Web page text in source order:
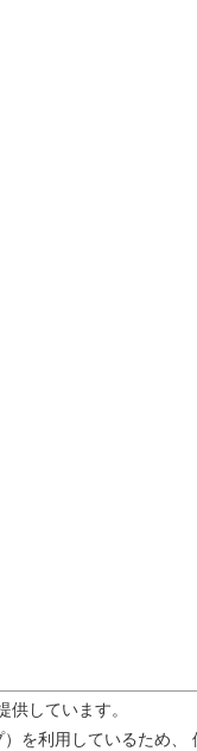
しています。
を利用しているため